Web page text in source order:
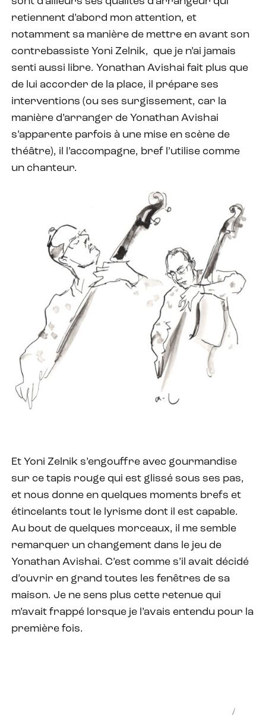
retiennent d’abord mon attention, et
notamment sa manière de mettre en avant son
contrebassiste Yoni Zelnik, que je n’ai jamais
senti aussi libre. Yonathan Avishai fait plus que
de lui accorder de la place, il prépare ses
interventions (ou ses surgissement, car la
manière d’arranger de Yonathan Avishai
s’apparente parfois à une mise en scène de
théâtre), il l’accompagne, bref l’utilise comme
un chanteur.
Et Yoni Zelnik s’engouffre avec gourmandise
sur ce tapis rouge qui est glissé sous ses pas,
et nous donne en quelques moments brefs et
étincelants tout le lyrisme dont il est capable.
Au bout de quelques morceaux, il me semble
remarquer un changement dans le jeu de
Yonathan Avishai. C’est comme s’il avait décidé
d’ouvrir en grand toutes les fenêtres de sa
maison. Je ne sens plus cette retenue qui
m’avait frappé lorsque je l’avais entendu pour la
première fois.